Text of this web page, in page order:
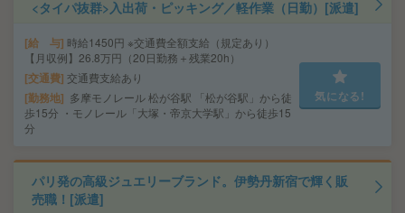
<タイパ抜群>入出荷・ピッキング／軽作業（日勤）[派遣]
給 与 時給1450円 ※交通費全額支給（規定あり）
【月収例】26.8万円（20日勤務＋残業20h）
交通費 交通費支給あり
勤務地
多摩モノレール 松が谷駅 「松が谷駅」から徒
歩15分 ・モノレール「大塚・帝京大学駅」から徒歩15
分
気になる!
パリ発の高級ジュエリーブランド。伊勢丹新宿で輝く販
売職！[派遣]